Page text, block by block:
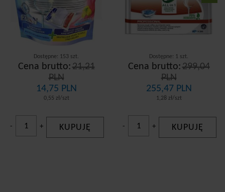
Dostępne: 153 szt.
Cena brutto: 21,21
PLN
14,75 PLN
0,55 zł/szt
- + KUPUJĘ
Dostępne: 1 szt.
Cena brutto: 299,04
PLN
255,47 PLN
1,28 zł/szt
- + KUPUJĘ